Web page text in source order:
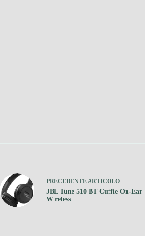
PRECEDENTEARTICOLO
JBL Tune 510 BT Cuffie On-Ear
Wireless